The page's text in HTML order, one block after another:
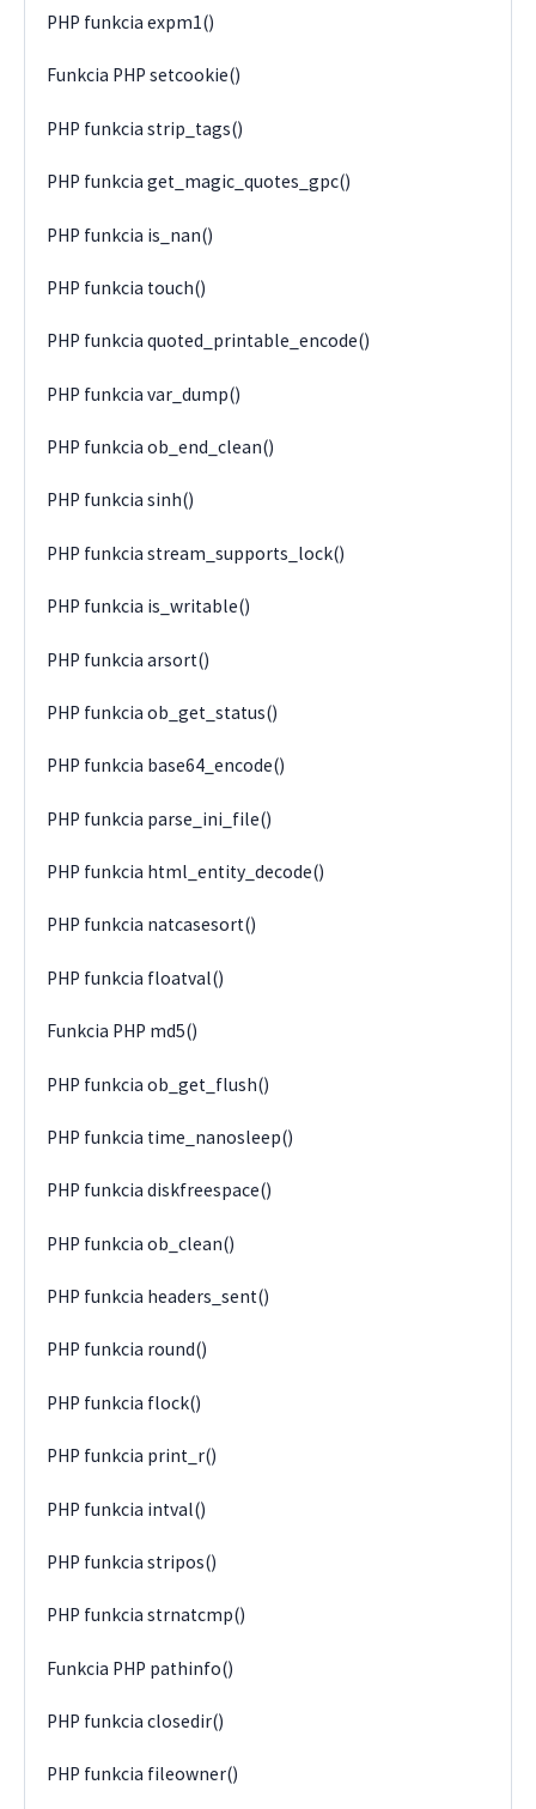
PHP funkcia expm1()
Funkcia PHP setcookie()
PHP funkcia strip_tags()
PHP funkcia get_magic_quotes_gpc()
PHP funkcia is_nan()
PHP funkcia touch()
PHP funkcia quoted_printable_encode()
PHP funkcia var_dump()
PHP funkcia ob_end_clean()
PHP funkcia sinh()
PHP funkcia stream_supports_lock()
PHP funkcia is_writable()
PHP funkcia arsort()
PHP funkcia ob_get_status()
PHP funkcia base64_encode()
PHP funkcia parse_ini_file()
PHP funkcia html_entity_decode()
PHP funkcia natcasesort()
PHP funkcia floatval()
Funkcia PHP md5()
PHP funkcia ob_get_flush()
PHP funkcia time_nanosleep()
PHP funkcia diskfreespace()
PHP funkcia ob_clean()
PHP funkcia headers_sent()
PHP funkcia round()
PHP funkcia flock()
PHP funkcia print_r()
PHP funkcia intval()
PHP funkcia stripos()
PHP funkcia strnatcmp()
Funkcia PHP pathinfo()
PHP funkcia closedir()
PHP funkcia fileowner()